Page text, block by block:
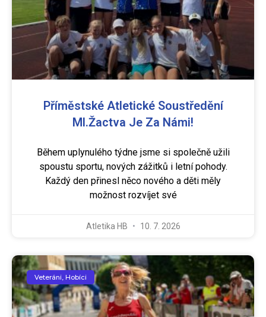
Příměstské Atletické Soustředění
Ml.žactva Je Za Námi!
Během uplynulého týdne jsme si společně užili
spoustu sportu, nových zážitků i letní pohody.
Každý den přinesl něco nového a děti měly
možnost rozvíjet své
Atletika HB 10. 7. 2026
Veteráni, Hobíci